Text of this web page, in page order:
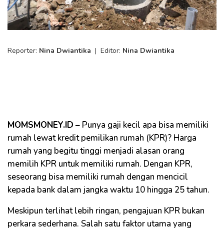
Reporter: Nina Dwiantika | Editor: Nina Dwiantika
MOMSMONEY.ID – Punya gaji kecil apa bisa memiliki
rumah lewat kredit pemilikan rumah (KPR)? Harga
rumah yang begitu tinggi menjadi alasan orang
memilih KPR untuk memiliki rumah. Dengan KPR,
seseorang bisa memiliki rumah dengan mencicil
kepada bank dalam jangka waktu 10 hingga 25 tahun.
Meskipun terlihat lebih ringan, pengajuan KPR bukan
perkara sederhana. Salah satu faktor utama yang